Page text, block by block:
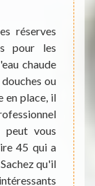
réserves
pour les
chaude
ou
en place, il
peut vous
45 qui a
qu'il
qui
de
vos